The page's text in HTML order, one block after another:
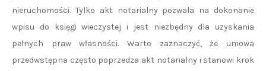
nieruchomości. Tylko akt notarialny pozwala na dokonanie
wpisu do księgi wieczystej i jest niezbędny dla uzyskania
pełnych praw własności. Warto zaznaczyć, że umowa
przedwstępna często poprzedza akt notarialny i stanowi krok